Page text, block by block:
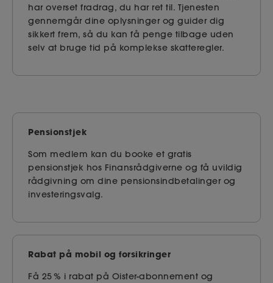
har overset fradrag, du har ret til. Tjenesten
gennemgår dine oplysninger og guider dig
sikkert frem, så du kan få penge tilbage uden
selv at bruge tid på komplekse skatteregler.
Pensionstjek
Som medlem kan du booke et gratis
pensionstjek hos Finansrådgiverne og få uvildig
rådgivning om dine pensionsindbetalinger og
investeringsvalg.
Rabat på mobil og forsikringer
Få 25 % i rabat på Oister-abonnement og